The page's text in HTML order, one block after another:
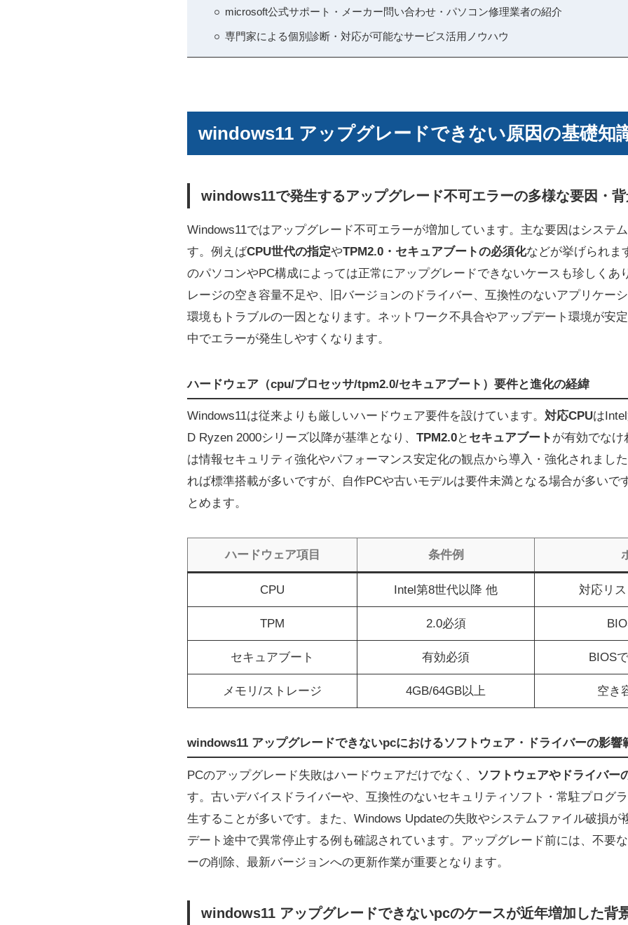
microsoft公式サポート・メーカー問い合わせ・パソコン修理業者の紹介
専門家による個別診断・対応が可能なサービス活用ノウハウ
windows11 アップグレードできない原因の基礎知
windows11で発生するアップグレード不可エラーの多様な要因・
Windows11ではアップグレード不可エラーが増加しています。主な要因はシステ
す。例えばCPU世代の指定やTPM2.0・セキュアブートの必須化などが挙げられま
のパソコンやPC構成によっては正常にアップグレードできないケースも珍しくあ
レージの空き容量不足や、旧バージョンのドライバー、互換性のないアプリケー
環境もトラブルの一因となります。ネットワーク不具合やアップデート環境が安
中でエラーが発生しやすくなります。
ハードウェア（cpu/プロセッサ/tpm2.0/セキュアブート）要件と進化の経緯
Windows11は従来よりも厳しいハードウェア要件を設けています。 対応CPUは
D Ryzen 2000シリーズ以降が基準となり、 TPM2.0と セキュアブート が有効でなけ
は情報セキュリティ強化やパフォーマンス安定化の観点から導入・強化されまし
れば標準搭載が多いですが、自作PCや古いモデルは要件未満となる場合が多いで
とめます。
ハードウェア項目 条件例
CPU Intel第8世代以降 他 対応リ
TPM 2.0必須
セキュアブート 有効必須 BIOS
メモリ/ストレージ 4GB/64GB以上 空き
windows11 アップグレードできないpcにおけるソフトウェア・ドライバーの影響
PCのアップグレード失敗はハードウェアだけでなく、 ソフトウェアやドライバー
す。古いデバイスドライバーや、互換性のないセキュリティソフト・常駐プログ
生することが多いです。また、Windows Updateの失敗やシステムファイル破損が
デート途中で異常停止する例も確認されています。アップグレード前には、不要
ーの削除、最新バージョンへの更新作業が重要となります。
windows11 アップグレードできないpcのケースが近年増加した背